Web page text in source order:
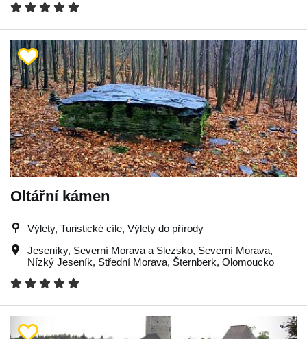
Oltářní kámen
Výlety, Turistické cíle, Výlety do přírody
Jeseníky, Severní Morava a Slezsko, Severní Morava,
Nízký Jeseník, Střední Morava, Šternberk, Olomoucko